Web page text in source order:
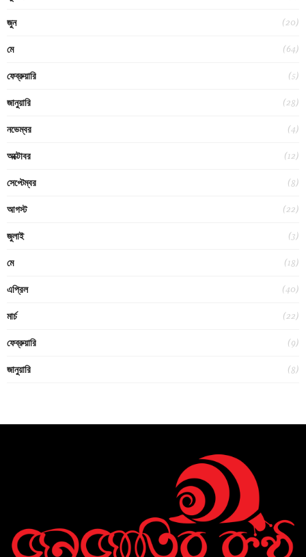
জুন (20)
মে (64)
ফেব্রুয়ারি (5)
জানুয়ারি (28)
নভেম্বর (4)
অক্টোবর (12)
সেপ্টেম্বর (8)
আগস্ট (22)
জুলাই (3)
মে (18)
এপ্রিল (40)
মার্চ (22)
ফেব্রুয়ারি (9)
জানুয়ারি (8)